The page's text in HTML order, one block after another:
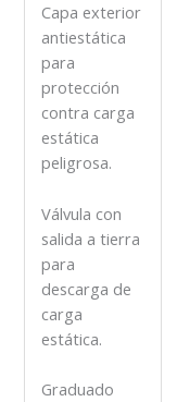
Capa exterior
antiestática
para
protección
contra carga
estática
peligrosa.
Válvula con
salida a tierra
para
descarga de
carga
estática.
Graduado